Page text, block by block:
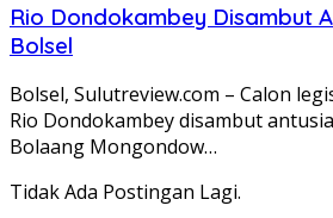
Rio Dondokambey Disambut
Bolsel
Bolsel, Sulutreview.com – Calon
Rio Dondokambey disambut
Bolaang Mongondow…
Tidak Ada Postingan Lagi.